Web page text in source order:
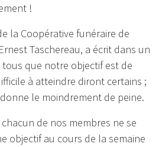
!
la Coopérative funéraire de
Taschereau, a écrit dans un
tous que notre objectif est de
à atteindre diront certains ;
le moindrement de peine.
de nos membres ne se
objectif au cours de la semaine